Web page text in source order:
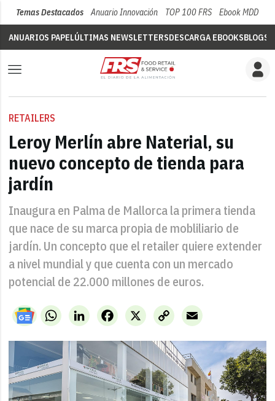
Temas Destacados Anuario Innovación TOP 100 FRS Ebook MDD
ANUARIOS PAPELÚLTIMAS NEWSLETTERSDESCARGA EBOOKSBLOGS
RETAILERS
Leroy Merlín abre Naterial, su
nuevo concepto de tienda para
jardín
Inaugura en Palma de Mallorca la primera tienda
que nace de su marca propia de mobliliario de
jardín. Un concepto que el retailer quiere extender
a nivel mundial y que cuenta con un mercado
potencial de 22.000 millones de euros.
WhatsAppLinkedIn X
Facebook
Copy
Link
Email